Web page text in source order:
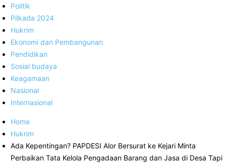
Politik
Pilkada 2024
Hukrim
Ekonomi dan Pembangunan
Pendidikan
Sosial budaya
Keagamaan
Nasional
Internasional
Home
Hukrim
Ada Kepentingan? PAPDESI Alor Bersurat ke Kejari Minta
Perbaikan Tata Kelola Pengadaan Barang dan Jasa di Desa Tapi